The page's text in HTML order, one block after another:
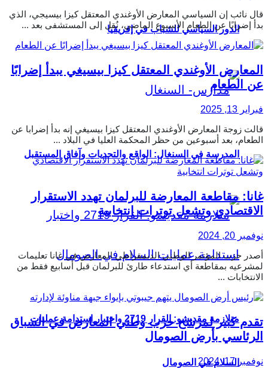
الدور السياسي للشباب في إفريقيا
المدرسة في السنغال: الواقع والتحديات وآفاق المستقبل
متلازمة مقديشو: القرار 2719 واختبار استدامة عمليات
السلام في الصومال
قال نائب إن السياسي المعارض الأوغندي المعتقل كيزا بيسيجي، الذي
بدأ إضرابًا عن الطعام الأسبوع الماضي، نُقل إلى المستشفى بعد ...
المعارض الأوغندي المعتقل كيزا بيسيغي يبدأ إضرابًا
عن الطعام
فبراير 13, 2025
قالت زوجة المعارض الأوغندي المعتقل كيزا بيسيغي إنه بدأ إضرابا عن
الطعام، بعد أسبوعين من حظر المحكمة العليا في البلاد ...
غانا: مقاطعة المعارضة للبرلمان تهدد الاستقرار
الاقتصادي وتشعل توترات انتخابية
نوفمبر 20, 2024
أصدر حزب المؤتمر الوطني الديمقراطي المعارض في غانا تعليمات
لمشرعيه بمقاطعة أي استدعاء طارئ للبرلمان قبل أسابيع فقط من
الانتخابات ...
تقدم كبير لمرشح حزب وطني المعارض في السباق
الرئاسي بأرض الصومال
نوفمبر 17, 2024